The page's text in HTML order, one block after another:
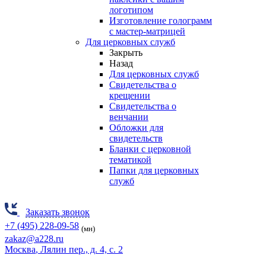
логотипом
Изготовление голограмм
с мастер-матрицей
Для церковных служб
Закрыть
Назад
Для церковных служб
Свидетельства о
крещении
Свидетельства о
венчании
Обложки для
свидетельств
Бланки с церковной
тематикой
Папки для церковных
служб
Заказать звонок
+7 (495) 228-09-58 (мн)
zakaz@a228.ru
Москва, Лялин пер., д. 4, с. 2